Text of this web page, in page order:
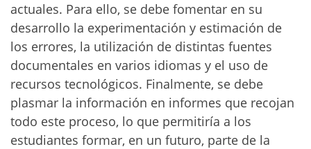
actuales. Para ello, se debe fomentar en su
desarrollo la experimentación y estimación de
los errores, la utilización de distintas fuentes
documentales en varios idiomas y el uso de
recursos tecnológicos. Finalmente, se debe
plasmar la información en informes que recojan
todo este proceso, lo que permitiría a los
estudiantes formar, en un futuro, parte de la